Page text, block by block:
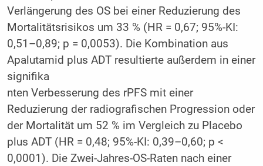
Verlängerung des OS bei einer Reduzierung des
Mortalitätsrisikos um 33 % (HR = 0,67; 95%-KI:
0,51–0,89; p = 0,0053). Die Kombination aus
Apalutamid plus ADT resultierte außerdem in einer
signifika
nten Verbesserung des rPFS mit einer
Reduzierung der radiografischen Progression oder
der Mortalität um 52 % im Vergleich zu Placebo
plus ADT (HR = 0,48; 95%-KI: 0,39–0,60; p <
0,0001). Die Zwei-Jahres-OS-Raten nach einer